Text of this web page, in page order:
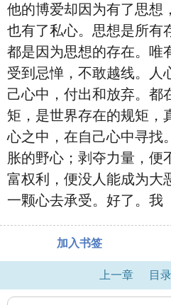
他的博爱却因为有了思想
也有了私心。思想是所有
都是因为思想的存在。唯
受到忌惮，不敢越线。人
己心中，付出和放弃。都
矩，是世界存在的规矩，
心之中，在自己心中寻找
胀的野心；剥夺力量，便
富权利，便没人能成为大
一颗心去承受。好了。我
加入书签
上一章 目录